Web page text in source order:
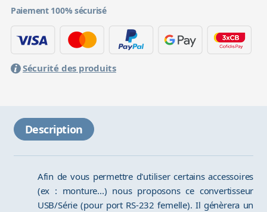
Paiement 100% sécurisé
Sécurité des produits
Description
Afin de vous permettre d'utiliser certains accessoires
(ex : monture...) nous proposons ce convertisseur
USB/Série (pour port RS-232 femelle). Il génèrera un